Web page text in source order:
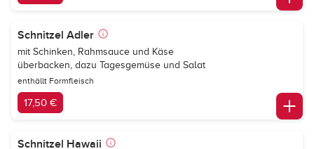
Schnitzel Adler
mit Schinken, Rahmsauce und Käse
überbacken, dazu Tagesgemüse und Salat
enthällt Formfleisch
17,50 €
Schnitzel Hawaii